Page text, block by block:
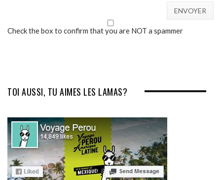
Check the box to confirm that you are NOT a spammer
TOI AUSSI, TU AIMES LES LAMAS?